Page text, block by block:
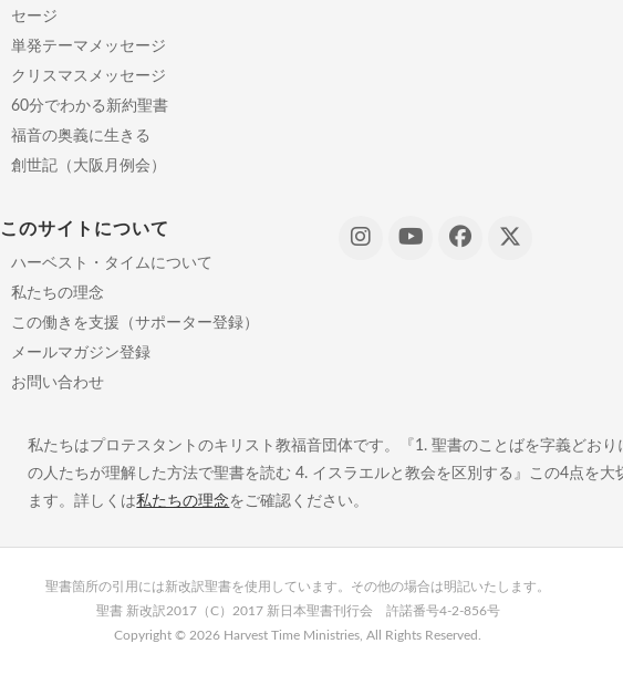
セージ
単発テーマメッセージ
クリスマスメッセージ
60分でわかる新約聖書
福音の奥義に生きる
創世記（大阪月例会）
このサイトについて
ハーベスト・タイムについて
私たちの理念
この働きを支援（サポーター登録）
メールマガジン登録
お問い合わせ
私たちはプロテスタントのキリスト教福音団体です。『1. 聖書のことばを字義どお
の人たちが理解した方法で聖書を読む 4. イスラエルと教会を区別する』この4点を
ます。詳しくは私たちの理念をご確認ください。
聖書箇所の引用には新改訳聖書を使用しています。その他の場合は明記いたします。
聖書 新改訳2017（C）2017 新日本聖書刊行会 許諾番号4-2-856号
Copyright © 2026 Harvest Time Ministries, All Rights Reserved.